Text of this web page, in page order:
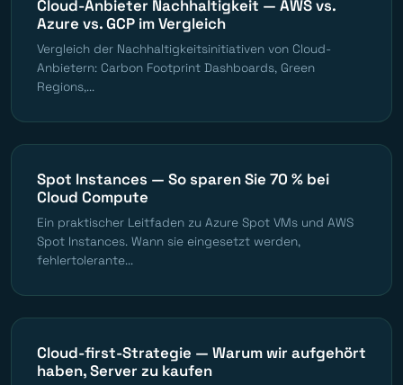
Cloud-Anbieter Nachhaltigkeit — AWS vs.
Azure vs. GCP im Vergleich
Vergleich der Nachhaltigkeitsinitiativen von Cloud-
Anbietern: Carbon Footprint Dashboards, Green
Regions,...
Spot Instances — So sparen Sie 70 % bei
Cloud Compute
Ein praktischer Leitfaden zu Azure Spot VMs und AWS
Spot Instances. Wann sie eingesetzt werden,
fehlertolerante...
Cloud-first-Strategie — Warum wir aufgehört
haben, Server zu kaufen